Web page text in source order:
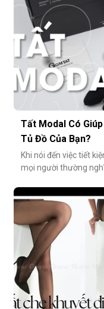
Tất Modal Có
Tủ Đồ Của Bạn?
Khi nói đến việc tiết
mọi người thường
cách tiết kiệm bền
chất lượng từ những
không chỉ